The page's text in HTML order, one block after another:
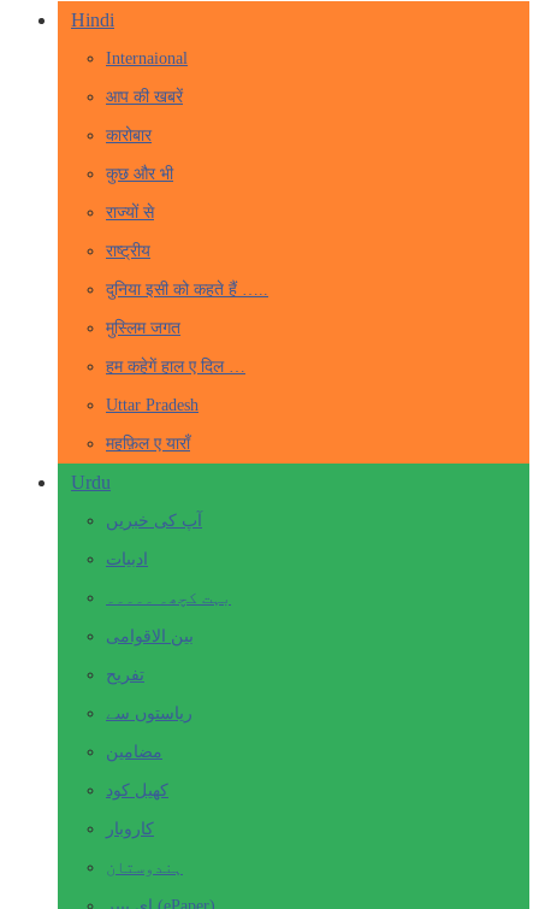
Hindi
Internaional
आप की खबरें
कारोबार
कुछ और भी
राज्यों से
राष्ट्रीय
दुनिया इसी को कहते हैं …..
मुस्लिम जगत
हम कहेगें हाल ए दिल …
Uttar Pradesh
महफ़िल ए याराँ
Urdu
آپ کی خبریں
ادبیات
بہت کچھ۔ ۔۔۔۔۔
بین الاقوامی
تفریح
ریاستوں سے
مضامین
کھیل کود
کاروبار
ہندوستان